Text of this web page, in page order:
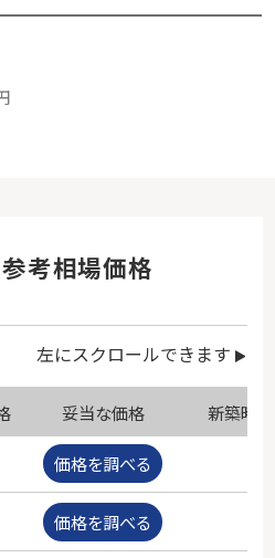
考相場価格
左にスクロールできます
妥当な価格 新築時
価格を調べる
価格を調べる